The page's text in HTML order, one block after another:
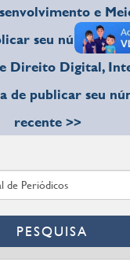
e
seu número
Direito Digital,
de publicar seu
recente >>
PESQUISA